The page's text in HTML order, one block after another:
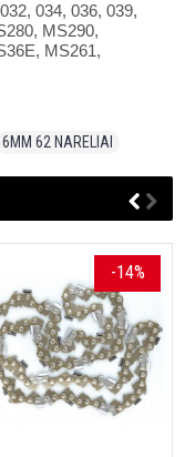
034, 036, 039,
MS290,
MS261,
6MM 62 NARELIAI
-14%